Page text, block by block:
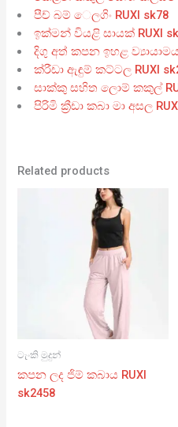
පීච් බම් ෙලගිං RUXI sk78
ඉක්මන් වියළි සායක් RUXI
දිගු අත් කපන ඉහළ ව්‍යායාමය
ක්රීඩා ඇඳුම් කට්ටල RUXI
සාක්කු සහිත ලොම් කකුල්
පිරිමි ක්‍රීඩා කබා මා අසල
Related products
ටැංකි මුදුන්
කපන ලද ජිම් කබාය RUXI
sk2458